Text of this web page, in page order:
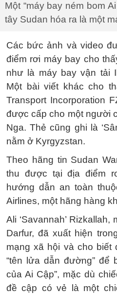
Một “máy bay ném bom
tây Sudan hóa ra là một
Các bức ảnh và video
điểm rơi máy bay cho
như là máy bay vận tải
Một bài viết khác cho
Transport Incorporation
được cấp cho một người
Nga. Thẻ cũng ghi là
nằm ở Kyrgyzstan.
Theo hãng tin Sudan
thu được tại địa điểm
hướng dẫn an toàn
Airlines, một hãng hàng
Ali ‘Savannah’
Darfur, đã xuất hiện
mạng xã hội và cho biết
“tên lửa dẫn đường” để
của Ai Cập”, mặc dù
đề cập có vẻ là một